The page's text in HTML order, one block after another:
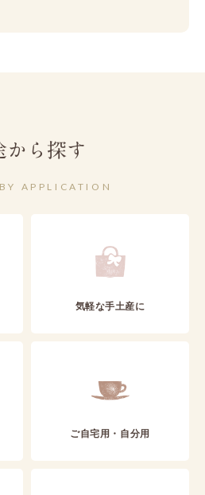
から探す
APPLICATION
気軽な手土産に
ご自宅用・自分用